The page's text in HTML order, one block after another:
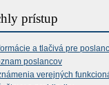
prístup
a tlačivá pre
poslancov
verejných